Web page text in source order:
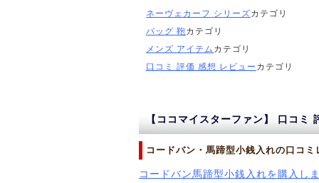
ネーヴェカーフ シリーズカテゴリ
バッグ 鞄カテゴリ
メンズ アイテム カテゴリ
口コミ 評価 感想 レビュー カテゴリ
【ココマイスターファン】 口コ
コードバン・馬蹄型小銭入れの口コ
コードバン馬蹄型小銭入れを購入し